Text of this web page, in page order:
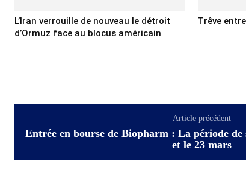
L’Iran verrouille de nouveau le détroit
d’Ormuz face au blocus américain
Trêve
Article précédent
Entrée en bourse de Biopharm : La période
et le 23 mars